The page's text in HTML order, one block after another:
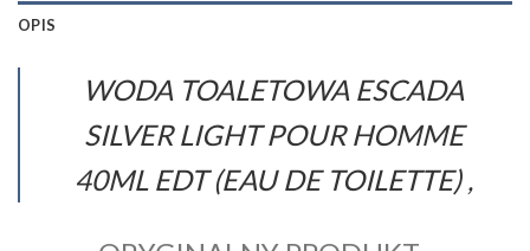
OPIS
WODA TOALETOWA ESCADA
SILVER LIGHT POUR HOMME
40ML EDT (EAU DE TOILETTE) ,